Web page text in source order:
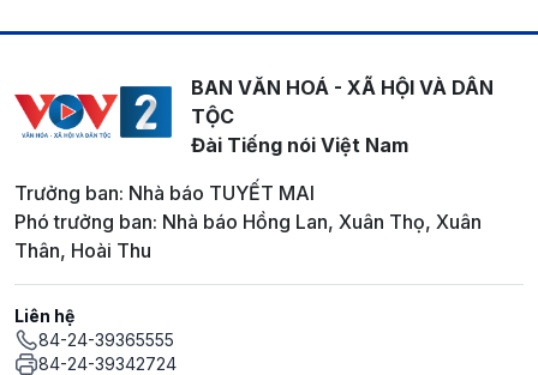
BAN VĂN HOÁ - XÃ HỘI VÀ DÂN
TỘC
Đài Tiếng nói Việt Nam
Trưởng ban: Nhà báo TUYẾT MAI
Phó trưởng ban: Nhà báo Hồng Lan, Xuân Thọ, Xuân
Thân, Hoài Thu
Liên hệ
84-24-39365555
84-24-39342724